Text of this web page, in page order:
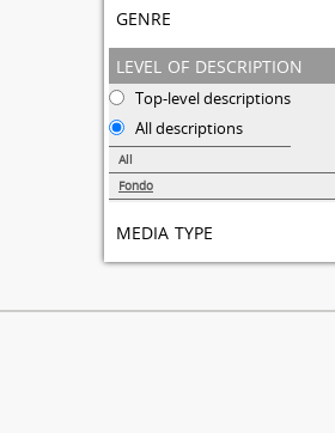
genre
level of description
Top-level descriptions
All descriptions
All
Fondo
media type